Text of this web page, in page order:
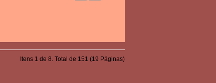
Itens 1 de 8. Total de 151 (19 Páginas)